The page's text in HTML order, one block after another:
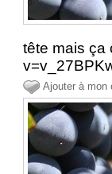
tête mais ça
Ajouter à mon